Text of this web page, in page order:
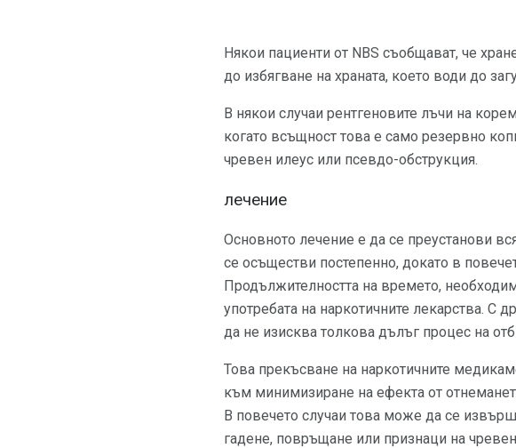
Някои пациенти от NBS съобщават, че
до избягване на храната, което води до
В някои случаи рентгеновите лъчи на
когато всъщност това е само резервно
чревен илеус или псевдо-обструкция.
лечение
Основното лечение е да се преустанови
се осъществи постепенно, докато в
Продължителността на времето,
употребата на наркотичните лекарства. С
да не изисква толкова дълъг процес на
Това прекъсване на наркотичните
към минимизиране на ефекта от
В повечето случаи това може да се
гадене, повръщане или признаци на